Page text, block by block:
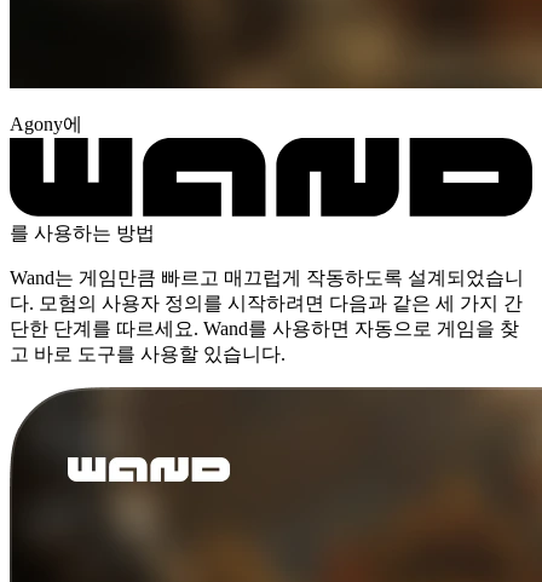
Agony에
를 사용하는 방법
Wand는 게임만큼 빠르고 매끄럽게 작동하도록 설계되었습니
다. 모험의 사용자 정의를 시작하려면 다음과 같은 세 가지 간
단한 단계를 따르세요. Wand를 사용하면 자동으로 게임을 찾
고 바로 도구를 사용할 있습니다.